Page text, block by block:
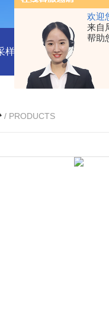
欢迎
来自
帮助
器
DryCal 800美国
/ PRODUCTS